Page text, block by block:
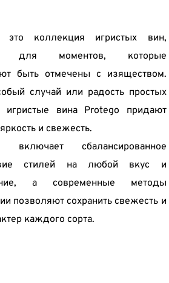
коллекция игристых вин,
для моментов, которые
быть отмечены с изяществом.
случай или радость простых
игристые вина Protego придают
и свежесть.
включает сбалансированное
стилей на любой вкус и
а современные методы
позволяют сохранить свежесть и
каждого сорта.